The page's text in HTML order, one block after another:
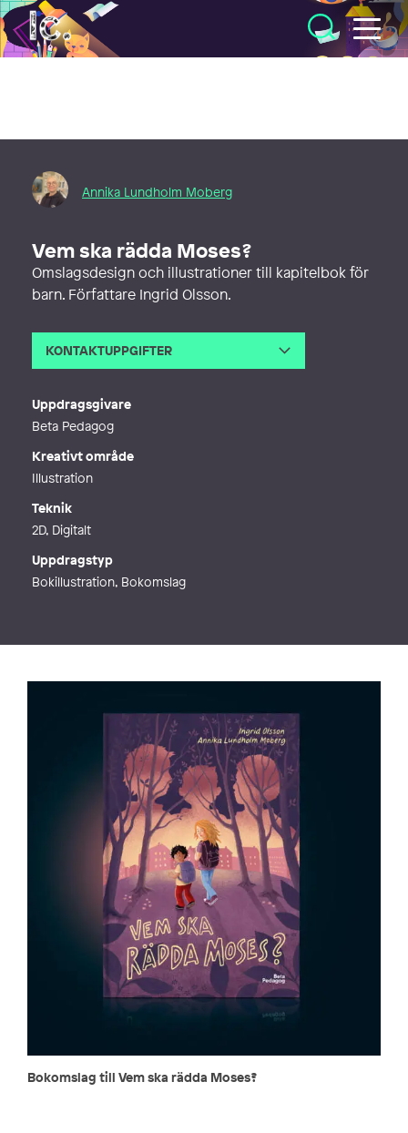
Illustratörcentrum
Annika Lundholm Moberg
Vem ska rädda Moses?
Omslagsdesign och illustrationer till kapitelbok för
barn. Författare Ingrid Olsson.
KONTAKTUPPGIFTER
Uppdragsgivare
Beta Pedagog
Kreativt område
Illustration
Teknik
2D, Digitalt
Uppdragstyp
Bokillustration, Bokomslag
Bokomslag till Vem ska rädda Moses?